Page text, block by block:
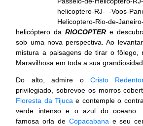
helicóptero daRIOCOPTER e
sob uma nova perspectiva. Ao
mistura a paisagens de tirar o fôlego,
Maravilhosa em toda a sua
Do alto, admire o Cristo
privilegiado, sobrevoe os morros
Floresta da Tijuca e contemple o
verde intenso e o azul do oceano.
famosa orla de Copacabana e seu